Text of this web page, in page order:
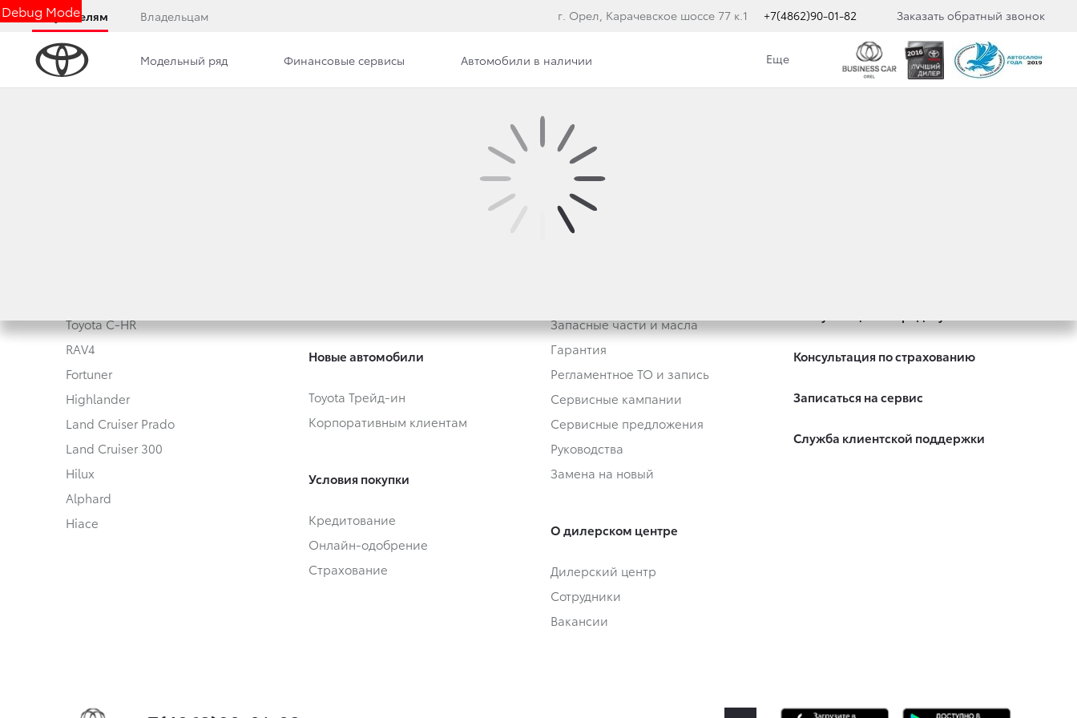
Debug Mode
Покупателям Владельцам г. Орел, Карачевское шоссе 77 к.1 +7(4862)90-01-82 Заказать обратный звонок
Модельный ряд Финансовые сервисы Автомобили в наличии Еще
Toyota C-HR
RAV4
Fortuner
Highlander
Land Cruiser Prado
Land Cruiser 300
Hilux
Alphard
Hiace
Новые автомобили
Toyota Трейд-ин
Корпоративным клиентам
Условия покупки
Кредитование
Онлайн-одобрение
Страхование
Владельцам
Запасные части и масла
Гарантия
Регламентное ТО и запись
Сервисные кампании
Сервисные предложения
Руководства
Замена на новый
О дилерском центре
Дилерский центр
Сотрудники
Вакансии
Консультация по страхованию
Записаться на сервис
Служба клиентской поддержки